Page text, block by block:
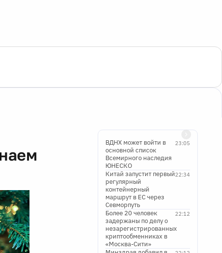
23:05
ВДНХ может войти в
основной список
Всемирного наследия
ЮНЕСКО
22:34
Китай запустит первый
регулярный
контейнерный
маршрут в ЕС через
Севморпуть
22:12
Более 20 человек
задержаны по делу о
незарегистрированных
криптообменниках в
«Москва-Сити»